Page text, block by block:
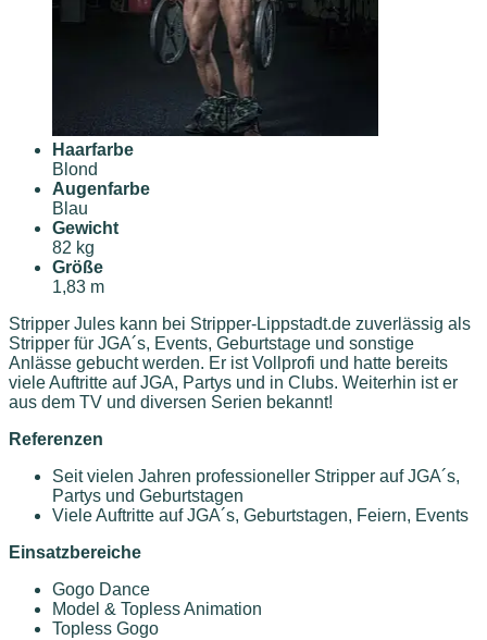
Haarfarbe
Blond
Augenfarbe
Blau
Gewicht
82 kg
Größe
1,83 m
Stripper Jules kann bei Stripper-Lippstadt.de zuverlässig als
Stripper für JGA´s, Events, Geburtstage und sonstige
Anlässe gebucht werden. Er ist Vollprofi und hatte bereits
viele Auftritte auf JGA, Partys und in Clubs. Weiterhin ist er
aus dem TV und diversen Serien bekannt!
Referenzen
Seit vielen Jahren professioneller Stripper auf JGA´s,
Partys und Geburtstagen
Viele Auftritte auf JGA´s, Geburtstagen, Feiern, Events
Einsatzbereiche
Gogo Dance
Model & Topless Animation
Topless Gogo